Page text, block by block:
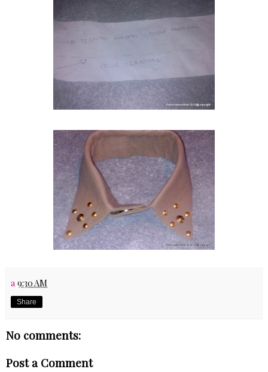
a 9:30 AM
Share
No comments:
Post a Comment